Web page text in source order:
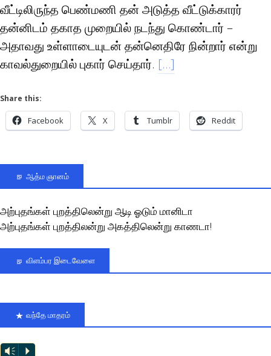
வீட்டிலிருந்த பெண்மணி தன் அடுத்த வீட்டுக்காரர்
தன்னிடம் தகாத முறையில் நடந்து கொண்டார் –
அதாவது உள்ளாடையுடன் தன்னெதிரே நின்றார் என்று
காவல்துறையில் புகார் செய்தார். […]
Share this:
Facebook X Tumblr Reddit
ஆத்ம ஞானம்
அற்புதங்கள் புறத்திலென்று ஆடி ஓடும் மானிடா
அற்புதங்கள் புறத்திலன்று அகத்திலென்று காணடா!
விளம்பர இடைவேளை
வந்தே மாதரம்
Vm P